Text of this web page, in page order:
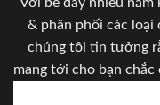
Với bề dày nhiều
& phân phối các loại
chúng tôi tin tưởng
mang tới cho bạn chắc